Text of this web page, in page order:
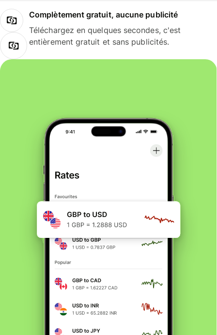
Complètement gratuit, aucune publicité
Téléchargez en quelques secondes, c'est
entièrement gratuit et sans publicités.